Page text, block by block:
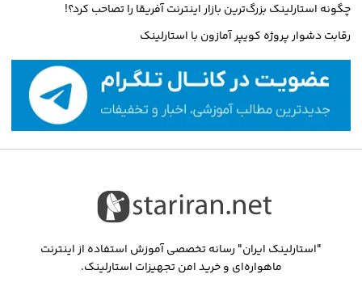
چگونه استارلینک بزرگ‌ترین بازار اینترنت آفریقا را تصاحب کرد؟!
رقابت دشوار پروژه کویپر آمازون با استارلینک
"استارلینک ایران" رسانه تخصصی آموزش استفاده از اینترنت
ماهواره‌ای و خرید امن تجهیزات استارلینک.